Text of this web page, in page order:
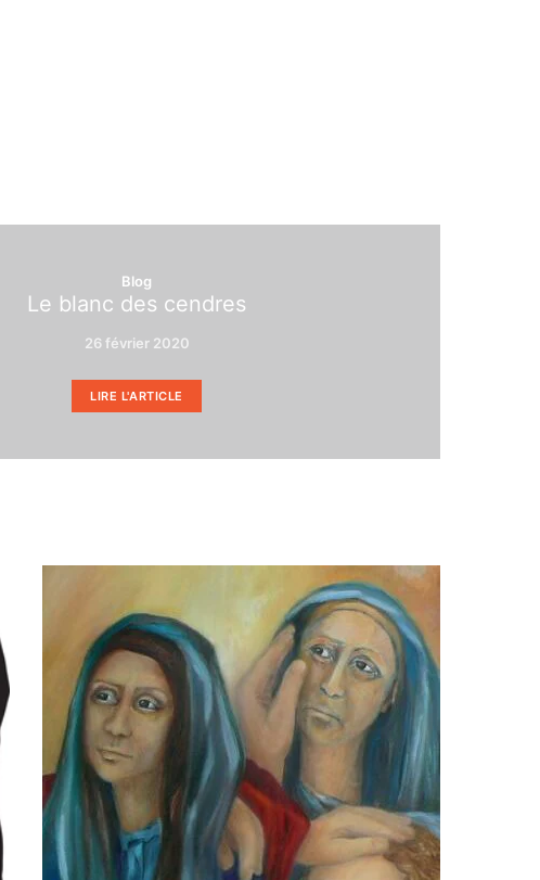
Blog
Le blanc des cendres
26 février 2020
LIRE L'ARTICLE